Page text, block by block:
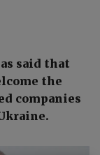
said that
the
companies